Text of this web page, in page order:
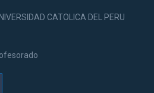
CATOLICA DEL PERU